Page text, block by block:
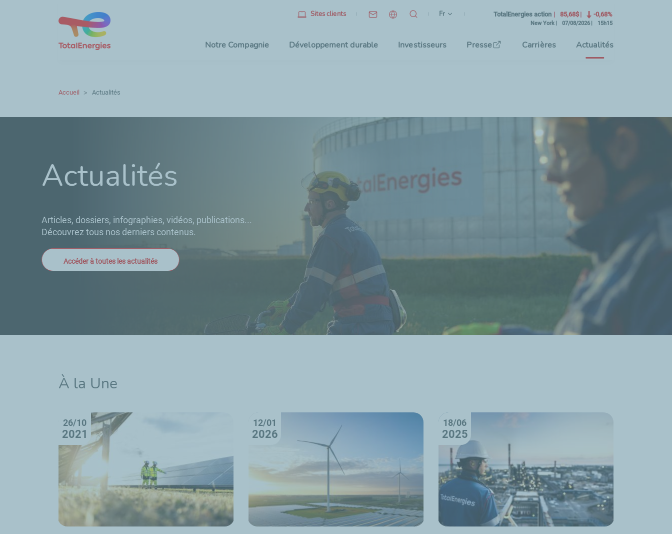
Sites clients Français
(langue Courante)
Fr
Sélectionnez la langue de l'interface
TotalEnergies action 85,68$ -0,68%
New York 07/08/2026 15h15
Notre Compagnie Développement durable Investisseurs Presse Carrières Actualités
Accueil Actualités
Actualités
Articles, dossiers, infographies, vidéos, publications...
Découvrez tous nos derniers contenus.
Accéder à toutes les actualités
À la Une
26/10
2021
12/01
2026
18/06
2025